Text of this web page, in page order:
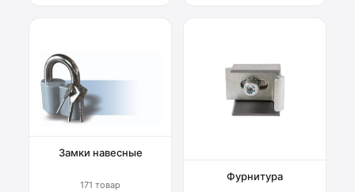
Замки навесные
171 товар
Фурнитура